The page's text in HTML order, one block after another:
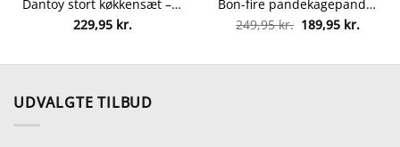
Dantoy stort køkkensæt – 59 dele fra dantoy 5701217042566
229,95 kr.
Bon-fire pandekagepande fra Bon-fire 5708085100091
249,95kr. Den
oprindelige
249,95 kr..
189,95 kr.
kr..
UDVALGTE TILBUD